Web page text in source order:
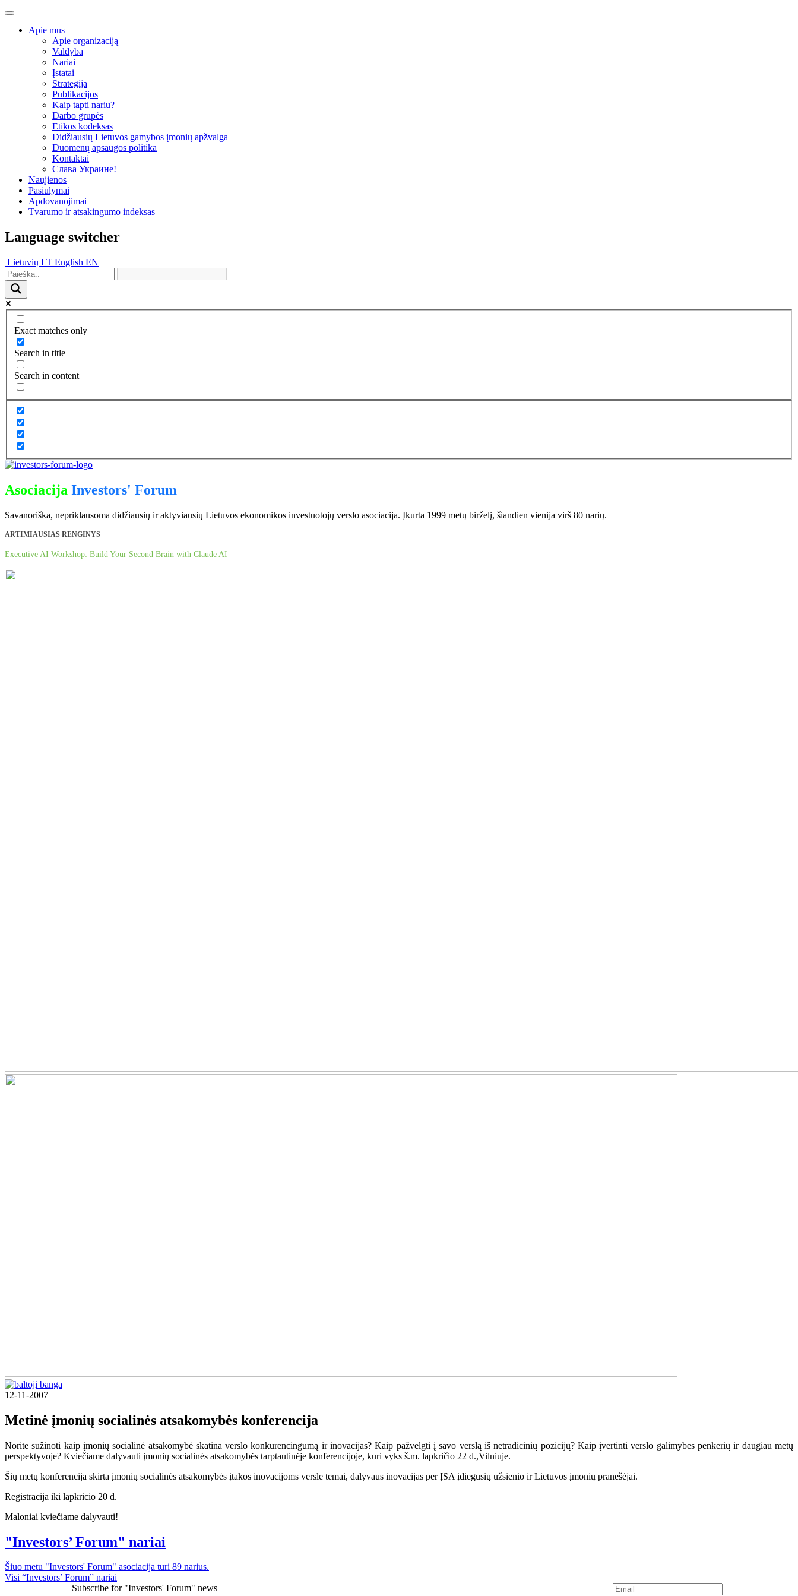
Apie mus
Apie organizaciją
Valdyba
Nariai
Įstatai
Strategija
Publikacijos
Kaip tapti nariu?
Darbo grupės
Etikos kodeksas
Didžiausių Lietuvos gamybos įmonių apžvalga
Duomenų apsaugos politika
Kontaktai
Слава Украине!
Naujienos
Pasiūlymai
Apdovanojimai
Tvarumo ir atsakingumo indeksas
Language switcher
Lietuvių LT English EN
Exact matches only
Search in title
Search in content
Asociacija Investors' Forum
Savanoriška, nepriklausoma didžiausių ir aktyviausių Lietuvos ekonomikos investuotojų verslo asociacija. Įkurta 1999 metų birželį, šiandien vienija virš 80 narių.
ARTIMIAUSIAS RENGINYS
Executive AI Workshop: Build Your Second Brain with Claude AI
12-11-2007
Metinė įmonių socialinės atsakomybės konferencija
Norite sužinoti kaip įmonių socialinė atsakomybė skatina verslo konkurencingumą ir inovacijas? Kaip pažvelgti į savo verslą iš netradicinių pozicijų? Kaip įvertinti verslo galimybes penkerių ir daugiau metų
perspektyvoje? Kviečiame dalyvauti įmonių socialinės atsakomybės tarptautinėje konferencijoje, kuri vyks š.m. lapkričio 22 d.,Vilniuje.
Šių metų konferencija skirta įmonių socialinės atsakomybės įtakos inovacijoms versle temai, dalyvaus inovacijas per ĮSA įdiegusių užsienio ir Lietuvos įmonių pranešėjai.
Registracija iki lapkricio 20 d.
Maloniai kviečiame dalyvauti!
"Investors’ Forum" nariai
Šiuo metu "Investors' Forum" asociacija turi 89 narius.
Visi “Investors’ Forum” nariai
Subscribe for "Investors' Forum" news